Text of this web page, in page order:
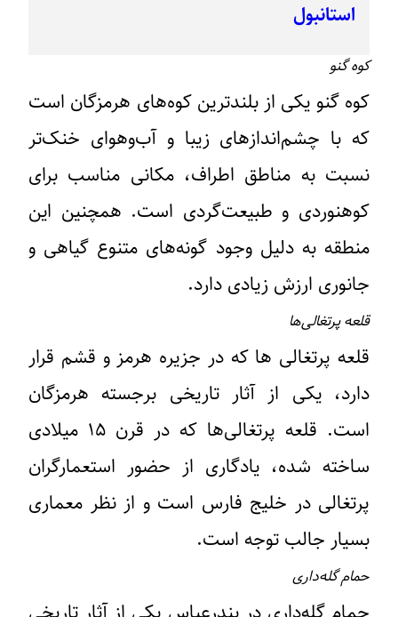
استانبول
کوه گنو
کوه گنو یکی از بلندترین کوه‌های هرمزگان است
که با چشم‌اندازهای زیبا و آب‌وهوای خنک‌تر
نسبت به مناطق اطراف، مکانی مناسب برای
کوهنوردی و طبیعت‌گردی است. همچنین این
منطقه به دلیل وجود گونه‌های متنوع گیاهی و
جانوری ارزش زیادی دارد.
قلعه پرتغالی‌ها
قلعه پرتغالی ها که در جزیره هرمز و قشم قرار
دارد، یکی از آثار تاریخی برجسته هرمزگان
است. قلعه پرتغالی‌ها که در قرن ۱۵ میلادی
ساخته شده، یادگاری از حضور استعمارگران
پرتغالی در خلیج فارس است و از نظر معماری
بسیار جالب توجه است.
حمام گله‌داری